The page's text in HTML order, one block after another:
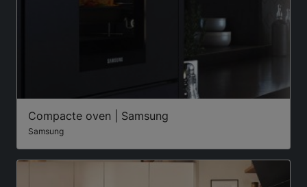
Compacte oven | Samsung
Samsung